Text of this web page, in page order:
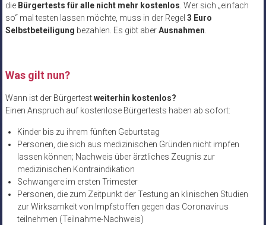
die Bürgertests für alle nicht mehr kostenlos. Wer sich „einfach
so“ mal testen lassen möchte, muss in der Regel 3 Euro
Selbstbeteiligung bezahlen. Es gibt aberAusnahmen.
Was gilt nun?
Wann ist der Bürgertestweiterhin kostenlos?
Einen Anspruch auf kostenlose Bürgertests haben ab sofort:
Kinder bis zu ihrem fünften Geburtstag
Personen, die sich aus medizinischen Gründen nicht impfen
lassen können; Nachweis über ärztliches Zeugnis zur
medizinischen Kontraindikation
Schwangere im ersten Trimester
Personen, die zum Zeitpunkt der Testung an klinischen Studien
zur Wirksamkeit von Impfstoffen gegen das Coronavirus
teilnehmen (Teilnahme-Nachweis)